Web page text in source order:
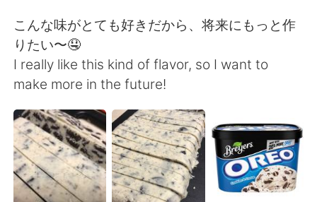
Deutsch 日本語
한국어 Русский
Indonesia Italiano
Türkçe Tiếng Việt
Português
こんな味がとても好きだから、将来にもっと作
りたい〜🤤
I really like this kind of flavor, so I want to
make more in the future!